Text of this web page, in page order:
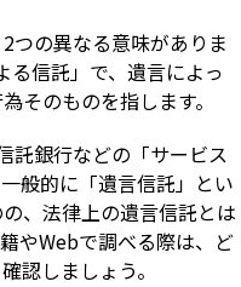
つの異なる意味がありま
る信託」で、遺言によっ
そのものを指します。
託銀行などの「サービス
般的に「遺言信託」とい
、法律上の遺言信託とは
やWebで調べる際は、ど
認しましょう。